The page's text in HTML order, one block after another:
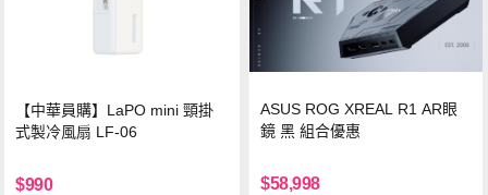
【中華員購】LaPO mini 頸掛
式製冷風扇 LF-06
$990
ASUS ROG XREAL R1 AR眼
鏡 黑 組合優惠
$58,998